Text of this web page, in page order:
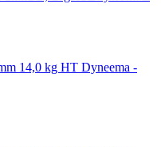
14,0 kg HT Dyneema -